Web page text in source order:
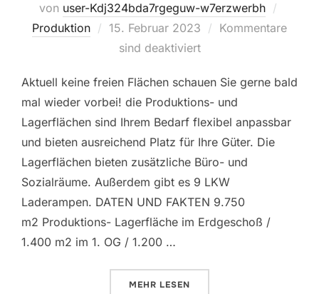
von user-Kdj324bda7rgeguw-w7erzwerbh
Produktion
Veröffentlicht
am
15. Februar 2023
Kommentare
sind deaktiviert
Aktuell keine freien Flächen schauen Sie gerne bald
mal wieder vorbei! die Produktions- und
Lagerflächen sind Ihrem Bedarf flexibel anpassbar
und bieten ausreichend Platz für Ihre Güter. Die
Lagerflächen bieten zusätzliche Büro- und
Sozialräume. Außerdem gibt es 9 LKW
Laderampen. DATEN UND FAKTEN 9.750
m2 Produktions- Lagerfläche im Erdgeschoß /
1.400 m2 im 1. OG / 1.200 …
MEHR ÜBER „PRODUKTION“
LESEN